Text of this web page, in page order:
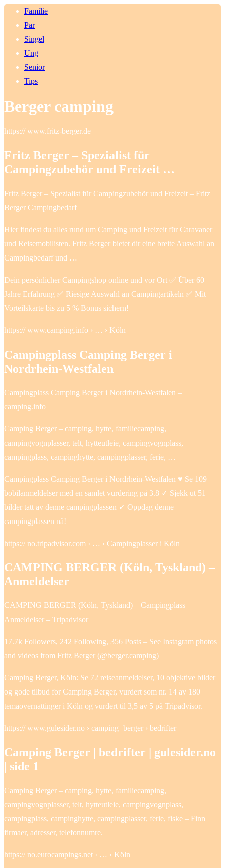
Familie
Par
Singel
Ung
Senior
Tips
Berger camping
https:// www.fritz-berger.de
Fritz Berger – Spezialist für
Campingzubehör und Freizeit …
Fritz Berger – Spezialist für Campingzubehör und Freizeit – Fritz
Berger Campingbedarf
Hier findest du alles rund um Camping und Freizeit für Caravaner
und Reisemobilisten. Fritz Berger bietet dir eine breite Auswahl an
Campingbedarf und …
Dein persönlicher Campingshop online und vor Ort ✅ Über 60
Jahre Erfahrung ✅ Riesige Auswahl an Campingartikeln ✅ Mit
Vorteilskarte bis zu 5 % Bonus sichern!
https:// www.camping.info › … › Köln
Campingplass Camping Berger i
Nordrhein-Westfalen
Campingplass Camping Berger i Nordrhein-Westfalen –
camping.info
Camping Berger – camping, hytte, familiecamping,
campingvognplasser, telt, hytteutleie, campingvognplass,
campingplass, campinghytte, campingplasser, ferie, …
Campingplass Camping Berger i Nordrhein-Westfalen ♥ Se 109
bobilanmeldelser med en samlet vurdering på 3.8 ✓ Sjekk ut 51
bilder tatt av denne campingplassen ✓ Oppdag denne
campingplassen nå!
https:// no.tripadvisor.com › … › Campingplasser i Köln
CAMPING BERGER (Köln, Tyskland) –
Anmeldelser
CAMPING BERGER (Köln, Tyskland) – Campingplass –
Anmeldelser – Tripadvisor
17.7k Followers, 242 Following, 356 Posts – See Instagram photos
and videos from Fritz Berger (@berger.camping)
Camping Berger, Köln: Se 72 reiseanmeldelser, 10 objektive bilder
og gode tilbud for Camping Berger, vurdert som nr. 14 av 180
temaovernattinger i Köln og vurdert til 3,5 av 5 på Tripadvisor.
https:// www.gulesider.no › camping+berger › bedrifter
Camping Berger | bedrifter | gulesider.no
| side 1
Camping Berger – camping, hytte, familiecamping,
campingvognplasser, telt, hytteutleie, campingvognplass,
campingplass, campinghytte, campingplasser, ferie, fiske – Finn
firmaer, adresser, telefonnumre.
https:// no.eurocampings.net › … › Köln